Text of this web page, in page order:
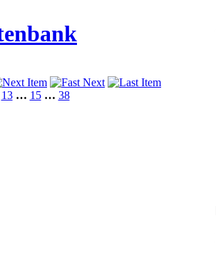
13 … 15 … 38